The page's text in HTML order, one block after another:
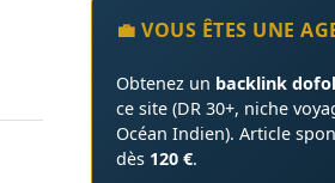
💼 VOUS ÊTES UNE
Obtenez un backlink
ce site (DR 30+, niche
Océan Indien). Article
dès 120 €.